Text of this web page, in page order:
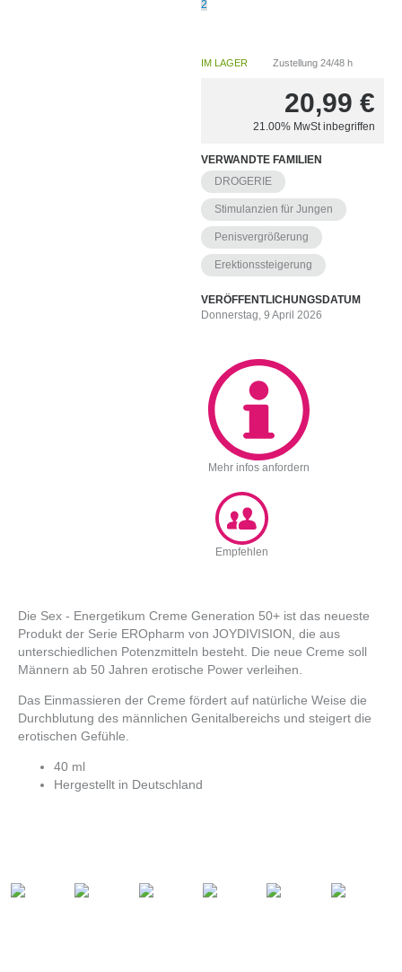
2
IM LAGER Zustellung 24/48 h
20,99 €
21.00% MwSt inbegriffen
VERWANDTE FAMILIEN
DROGERIE
Stimulanzien für Jungen
Penisvergrößerung
Erektionssteigerung
VERÖFFENTLICHUNGSDATUM
Donnerstag, 9 April 2026
Mehr infos anfordern
Empfehlen
Die Sex - Energetikum Creme Generation 50+ ist das neueste
Produkt der Serie EROpharm von JOYDIVISION, die aus
unterschiedlichen Potenzmitteln besteht. Die neue Creme soll
Männern ab 50 Jahren erotische Power verleihen.
Das Einmassieren der Creme fördert auf natürliche Weise die
Durchblutung des männlichen Genitalbereichs und steigert die
erotischen Gefühle.
40 ml
Hergestellt in Deutschland